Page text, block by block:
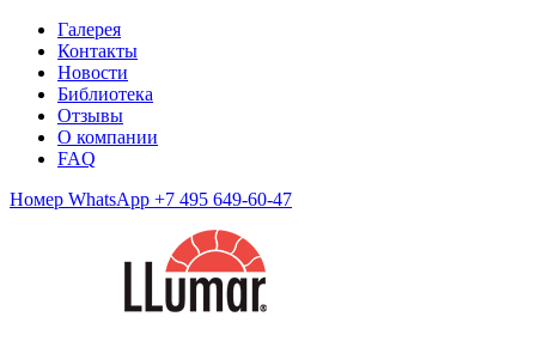
Галерея
Контакты
Новости
Библиотека
Отзывы
О компании
FAQ
Номер WhatsApp +7 495 649-60-47